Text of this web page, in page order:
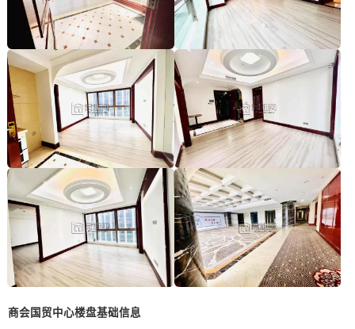
商会国贸中心楼盘基础信息